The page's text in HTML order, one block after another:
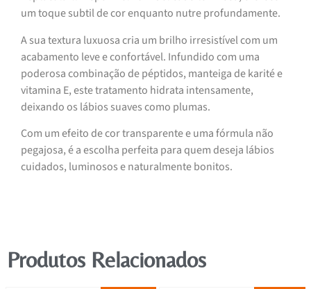
um toque subtil de cor enquanto nutre profundamente.
A sua textura luxuosa cria um brilho irresistível com um
acabamento leve e confortável. Infundido com uma
poderosa combinação de péptidos, manteiga de karité e
vitamina E, este tratamento hidrata intensamente,
deixando os lábios suaves como plumas.
Com um efeito de cor transparente e uma fórmula não
pegajosa, é a escolha perfeita para quem deseja lábios
cuidados, luminosos e naturalmente bonitos.
Produtos Relacionados